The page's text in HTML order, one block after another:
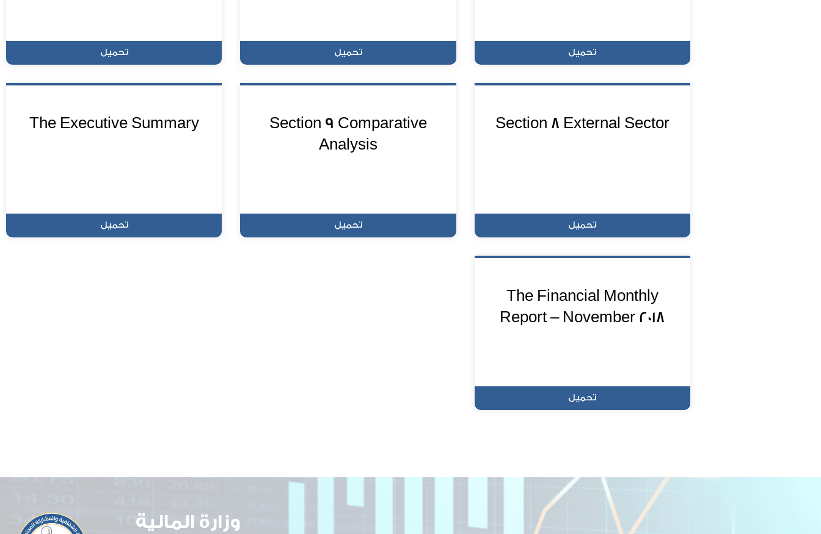
تحميل تحميل تحميل
Section 8 External Sector
تحميل
Section 9 Comparative
Analysis
تحميل
The Executive Summary
تحميل
The Financial Monthly
Report – November 2018
تحميل
وزارة المالية